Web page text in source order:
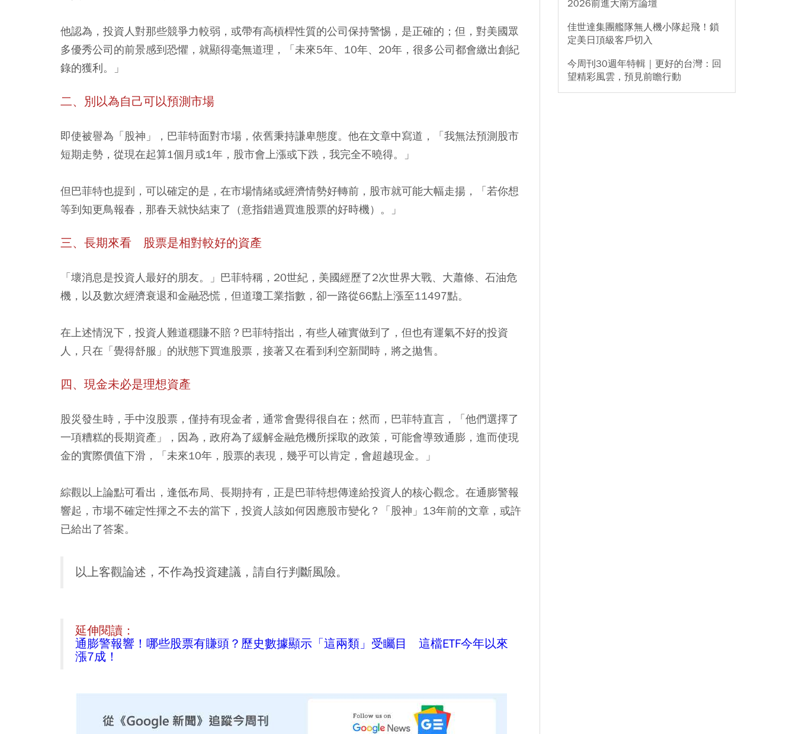
他認為， 投資人對那些競爭力較弱，或帶有高槓桿性質的公司保持警惕，是正確的；但，對美國眾
多優秀公司的前景感到恐懼，就顯得毫無道理，「未來5年、10年、20年，很多公司都會繳出創紀
錄的獲利。」
二、別以為自己可以預測市場
即使被譽為「股神」，巴菲特面對市場，依舊秉持謙卑態度。他在文章中寫道，
「我無法預測股市
短期走勢，從現在起算1個月或1年，股市會上漲或下跌，我完全不曉得。」
但巴菲特也提到，可以確定的是， 在市場情緒或經濟情勢好轉前，股市就可能大幅走揚，「若你想
等到知更鳥報春，那春天就快結束了（意指錯過買進股票的好時機）。」
三、長期來看 股票是相對較好的資產
「壞消息是投資人最好的朋友。」巴菲特稱， 20世紀，美國經歷了2次世界大戰、大蕭條、石油危
機，以及數次經濟衰退和金融恐慌，但道瓊工業指數，卻一路從66點上漲至11497點。
在上述情況下，投資人難道穩賺不賠？巴菲特指出，有些人確實做到了，但也有運氣不好的投資
人，只在「覺得舒服」的狀態下買進股票，接著又在看到利空新聞時，將之拋售。
四、現金未必是理想資產
股災發生時，手中沒股票，僅持有現金者，通常會覺得很自在；然而，巴菲特直言，「他們選擇了
一項糟糕的長期資產」，因為， 政府為了緩解金融危機所採取的政策，可能會導致通膨，進而使現
金的實際價值下滑，「未來10年，股票的表現，幾乎可以肯定，會超越現金。」
綜觀以上論點可看出，逢低布局、長期持有，正是巴菲特想傳達給投資人的核心觀念。在通膨警報
響起，市場不確定性揮之不去的當下，投資人該如何因應股市變化？「股神」13年前的文章，或許
已給出了答案。
以上客觀論述，不作為投資建議，請自行判斷風險。
延伸閱讀：
通膨警報響！哪些股票有賺頭？歷史數據顯示「這兩類」受矚目 這檔ETF今年以來
漲7成！
2026前進大南方論壇
佳世達集團艦隊無人機小隊起飛！鎖
定美日頂級客戶切入
今周刊30週年特輯｜更好的台灣：回
望精彩風雲，預見前瞻行動